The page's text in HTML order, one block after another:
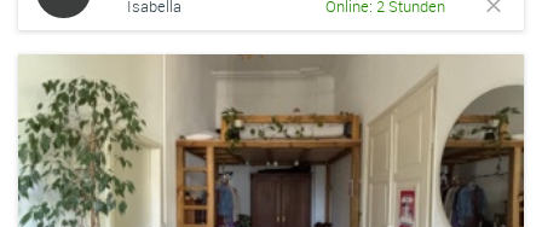
Isabella Online: 2 Stunden